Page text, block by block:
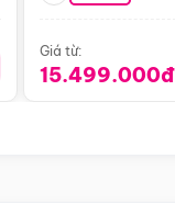
Giá từ:
15.499.000đ